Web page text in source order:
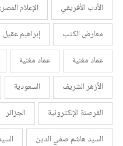
الأدب الأفريقي
الإعلام
معارض الكتب
إبراهيم عقيل
عماد مغنية
عماد مغنية
الأزهر الشريف
السعودية
القرصنة الإلكترونية
الجزائر
السيد هاشم صفي الدين